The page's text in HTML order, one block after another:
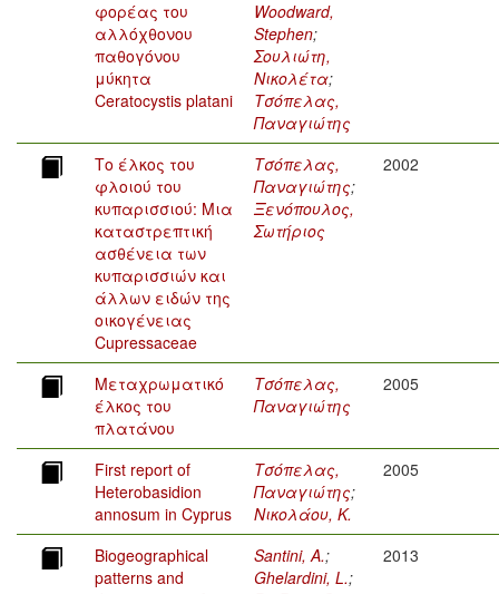
φορέας του
αλλόχθονου
παθογόνου
μύκητα
Ceratocystis platani
Woodward,
Stephen;
Σουλιώτη,
Νικολέτα;
Τσόπελας,
Παναγιώτης
Το έλκος του
φλοιού του
κυπαρισσιού: Μια
καταστρεπτική
ασθένεια των
κυπαρισσιών και
άλλων ειδών της
οικογένειας
Cupressaceae
Τσόπελας,
Παναγιώτης;
Ξενόπουλος,
Σωτήριος
2002
Μεταχρωματικό
έλκος του
πλατάνου
Τσόπελας,
Παναγιώτης
2005
First report of
Heterobasidion
annosum in Cyprus
Τσόπελας,
Παναγιώτης;
Νικολάου, Κ.
2005
Biogeographical
patterns and
Santini, A.;
Ghelardini, L.;
2013